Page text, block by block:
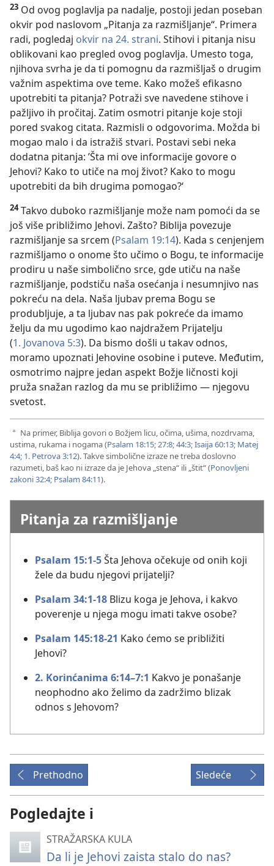
23 Od ovog poglavlja pa nadalje, postoji jedan poseban
okvir pod naslovom „Pitanja za razmišljanje“. Primera
radi, pogledaj okvir na 24. strani. Stihovi i pitanja nisu
oblikovani kao pregled ovog poglavlja. Umesto toga,
njihova svrha je da ti pomognu da razmišljaš o drugim
važnim aspektima ove teme. Kako možeš efikasno
upotrebiti ta pitanja? Potraži sve navedene stihove i
pažljivo ih pročitaj. Zatim osmotri pitanje koje stoji
pored svakog citata. Razmisli o odgovorima. Možda bi
mogao malo i da istražiš stvari. Postavi sebi neka
dodatna pitanja: ’Šta mi ove informacije govore o
Jehovi? Kako to utiče na moj život? Kako to mogu
upotrebiti da bih drugima pomogao?‘
24Takvo duboko razmišljanje može nam pomoći da se
još više približimo Jehovi. Zašto? Biblija povezuje
razmišljanje sa srcem (Psalam 19:14). Kada s cenjenjem
razmišljamo o onome što učimo o Bogu, te informacije
prodiru u naše simbolično srce, gde utiču na naše
razmišljanje, podstiču naša osećanja i nesumnjivo nas
pokreću na dela. Naša ljubav prema Bogu se
produbljuje, a ta ljubav nas pak pokreće da imamo
želju da mu ugodimo kao najdražem Prijatelju
(1. Jovanova 5:3). Da bismo došli u takav odnos,
moramo upoznati Jehovine osobine i puteve. Međutim,
osmotrimo najpre jedan aspekt Božje ličnosti koji
pruža snažan razlog da mu se približimo — njegovu
svetost.
a Na primer, Biblija govori o Božjem licu, očima, ušima, nozdrvama,
ustima, rukama i nogama (Psalam 18:15;27:8;44:3;Isaija 60:13; Matej
4:4; 1. Petrova 3:12). Takve simbolične izraze ne treba doslovno
razumeti, baš kao ni izraze da je Jehova „stena“ ili „štit“ (Ponovljeni
zakoni 32:4; Psalam 84:11).
Pitanja za razmišljanje
Psalam 15:1-5Šta Jehova očekuje od onih koji
žele da budu njegovi prijatelji?
Psalam 34:1-18 Blizu koga je Jehova, i kakvo
poverenje u njega mogu imati takve osobe?
Psalam 145:18-21 Kako ćemo se približiti
Jehovi?
2. Korinćanima 6:14–7:1 Kakvo je ponašanje
neophodno ako želimo da zadržimo blizak
odnos s Jehovom?
Prethodno Sledeće
Pogledajte i
STRAŽARSKA KULA
Da li je Jehovi zaista stalo do nas?